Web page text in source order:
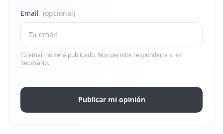
Email (opcional)
Tu email no será publicado. Nos permite responderte si es
necesario.
Publicar mi opinión